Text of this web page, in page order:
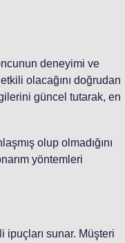
deneyimi ve
olacağını doğrudan
güncel tutarak, en
olup olmadığını
yöntemleri
ipuçları sunar. Müşteri